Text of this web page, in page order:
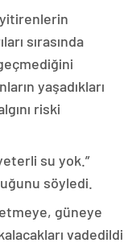
yitirenlerin
sırasında
yaşadıkları
riski
su yok.”
söyledi.
güneye
vadedildi